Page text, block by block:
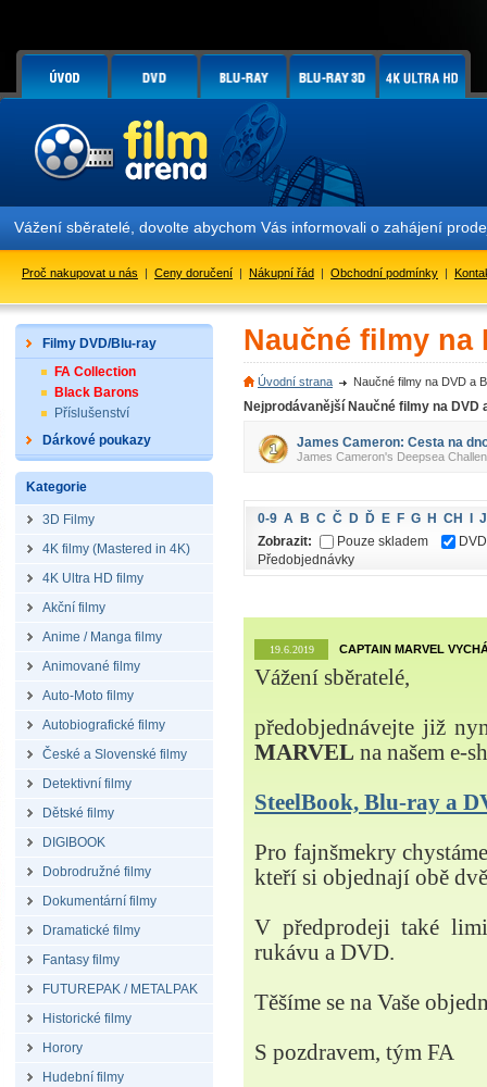
Vážení sběratelé, dovolte abychom Vás informovali o zahájení
Proč nakupovat u nás | Ceny doručení | Nákupní řád | Obchodní podmínky |
Filmy DVD/Blu-ray
FA Collection
Black Barons
Příslušenství
Dárkové poukazy
Kategorie
3D Filmy
4K filmy (Mastered in 4K)
4K Ultra HD filmy
Akční filmy
Anime / Manga filmy
Animované filmy
Auto-Moto filmy
Autobiografické filmy
České a Slovenské filmy
Detektivní filmy
Dětské filmy
DIGIBOOK
Dobrodružné filmy
Dokumentární filmy
Dramatické filmy
Fantasy filmy
FUTUREPAK / METALPAK
Historické filmy
Horory
Hudební filmy
Naučné filmy na
Úvodní strana Naučné filmy na DVD a
Nejprodávanější Naučné filmy na DVD
James Cameron: Cesta na
James Cameron's Deepsea
0-9 A B C Č D Ď E F G H CH
J
Zobrazit:
Pouze skladem
DVD
Předobjednávky
19.6.2019 CAPTAIN MARVEL
Vážení sběratelé,
předobjednávejte již
MARVEL na našem e-
SteelBook, Blu-ray a
Pro fajnšmekry
kteří si objednají obě
V předprodeji také
rukávu a DVD.
Těšíme se na Vaše
S pozdravem, tým FA